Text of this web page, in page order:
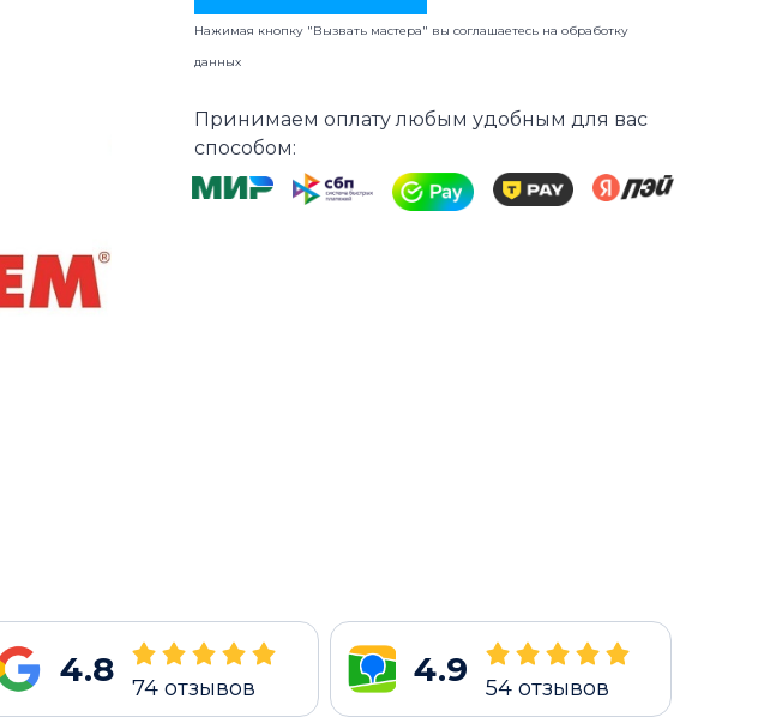
Нажимая кнопку "Вызвать мастера" вы соглашаетесь наобработку
данных
Принимаем оплату любым удобным для вас
способом:
4.8 74 отзывов 4.9 54отзывов